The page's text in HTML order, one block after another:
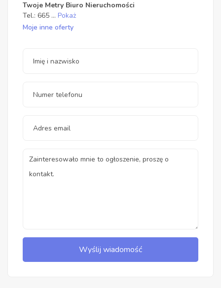
Twoje Metry Biuro Nieruchomości
Tel.: 665 ... Pokaż
Moje inne oferty
Wyślij wiadomość